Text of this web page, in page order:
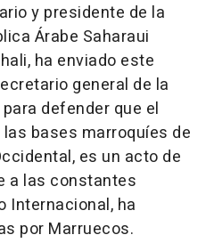
y presidente de la
Árabe Saharaui
ha enviado este
general de la
defender que el
bases marroquíes de
es un acto de
a las constantes
Internacional, ha
por Marruecos.